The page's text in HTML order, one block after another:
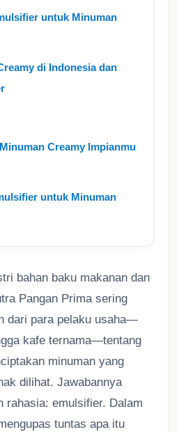
untuk Minuman
di Indonesia dan
Creamy Impianmu
untuk Minuman
bahan baku makanan dan
Pangan Prima sering
dari para pelaku usaha—
kafe ternama—tentang
minuman yang
dilihat. Jawabannya
rahasia: emulsifier. Dalam
tuntas apa itu